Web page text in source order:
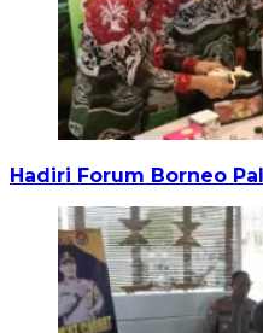
Hadiri Forum Borneo